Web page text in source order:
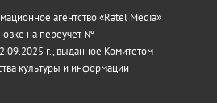
агентство «Ratel Media»
на переучёт №
г., выданное Комитетом
культуры и информации